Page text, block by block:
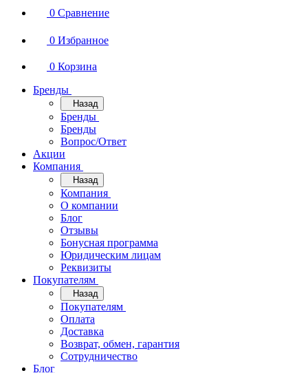
0 Сравнение
0 Избранное
0 Корзина
Бренды
Назад
Бренды
Бренды
Вопрос/Ответ
Акции
Компания
Назад
Компания
О компании
Блог
Отзывы
Бонусная программа
Юридическим лицам
Реквизиты
Покупателям
Назад
Покупателям
Оплата
Доставка
Возврат, обмен, гарантия
Сотрудничество
Блог